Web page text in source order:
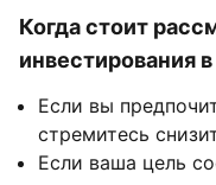
Когда стоит
инвестирования
Если вы
стремитесь
Если ваша цель